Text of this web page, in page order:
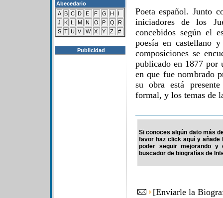
Abecedario
A B C D E F G H
I
J
K L M N O P Q
R
S T U V W X Y Z #
Publicidad
Poeta español. Junto
iniciadores de los
concebidos según el
poesía en castellano
composiciones se
publicado en 1877 por
en que fue nombrado
su obra está
formal, y los temas de
Si conoces algún dato más
favor haz click aquí y
poder seguir mejorando y
buscador de biografías de
[Enviarle la